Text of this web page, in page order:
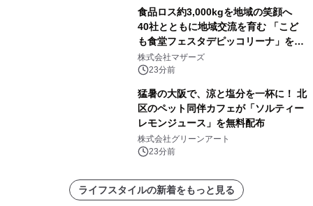
食品ロス約3,000kgを地域の笑顔へ
40社とともに地域交流を育む 「こど
も食堂フェスタデピッコリーナ」を9
月5日(土)開催
株式会社マザーズ
23分前
猛暑の大阪で、涼と塩分を一杯に！ 北
区のペット同伴カフェが「ソルティー
レモンジュース」を無料配布
株式会社グリーンアート
23分前
ライフスタイルの新着をもっと見る